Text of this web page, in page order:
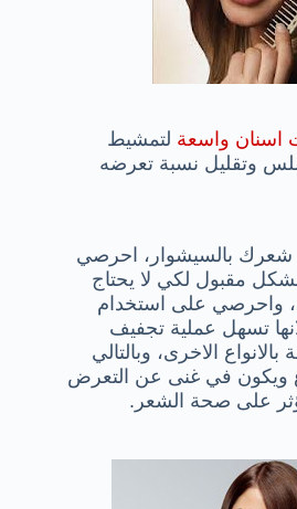
اسنان واسعة لتمشيط
وتقليل نسبة تعرضه
شعرك بالسيشوار، احرصي
مقبول لكي لا يحتاج
واحرصي على استخدام
تسهل عملية تجفيف
% مقارنة بالانواع الاخرى، وبالتالي
في غنى عن التعرض
على صحة الشعر.